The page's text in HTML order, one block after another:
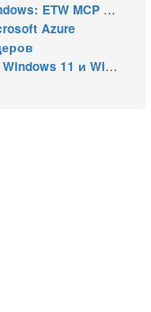
и WPA MCP
Azure
получил улучшения